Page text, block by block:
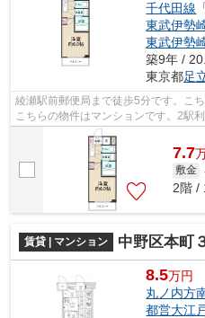
千代田線
東武伊勢
東武伊勢
築9年 /
東京都足
綾瀬駅前郵便局まで徒歩5分です。こ
こちらの物件はマンションです。2駅
て乗車駅の使い分けができます。当社ス
7.7
敷金
2階 /
賃貸 | マンション 中野区本町
8.5万円
丸ノ内方
都営大江